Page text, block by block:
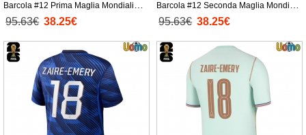
Barcola #12 Prima Maglia Mondiali
2026 Manica Corta
95.63€ 38.25€
Barcola #12 Seconda Maglia Mondiali
2026 Manica Corta
95.63€ 38.25€